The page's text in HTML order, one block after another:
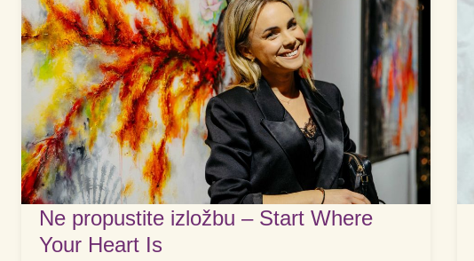
Ne propustite izložbu – Start Where
Your Heart Is